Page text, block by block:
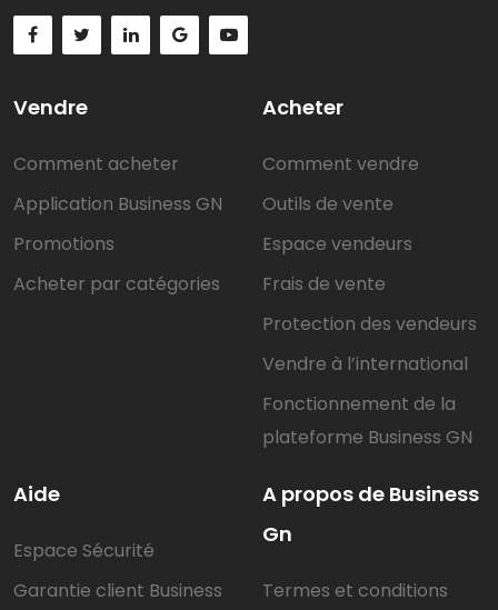
Vendre
Comment acheter
Application Business GN
Promotions
Acheter par catégories
Acheter
Comment vendre
Outils de vente
Espace vendeurs
Frais de vente
Protection des vendeurs
Vendre à l’international
Fonctionnement de la
plateforme Business GN
Aide
Espace Sécurité
Garantie client Business
A propos de Business
Gn
Termes et conditions